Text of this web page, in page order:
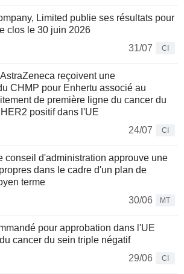
Limited publie ses résultats pour
clos le 30 juin 2026
31/07
CI
reçoivent une
CHMP pour Enhertu associé au
de première ligne du cancer du
positif dans l'UE
24/07
CI
conseil d'administration approuve une
dans le cadre d'un plan de
terme
30/06
MT
pour approbation dans l'UE
cancer du sein triple négatif
29/06
CI